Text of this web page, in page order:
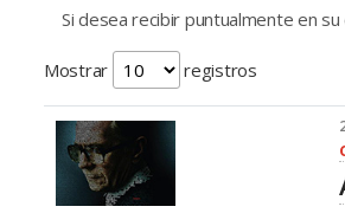
Si desea recibir puntualmente en
Mostrar registros